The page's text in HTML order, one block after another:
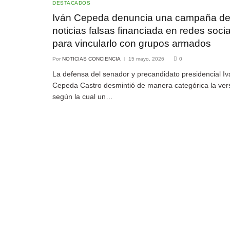
DESTACADOS
Iván Cepeda denuncia una campaña de
noticias falsas financiada en redes
para vincularlo con grupos armados
Por NOTICIAS CONCIENCIA 15 mayo, 2026 0
La defensa del senador y precandidato presidencial
Cepeda Castro desmintió de manera categórica la
según la cual un…